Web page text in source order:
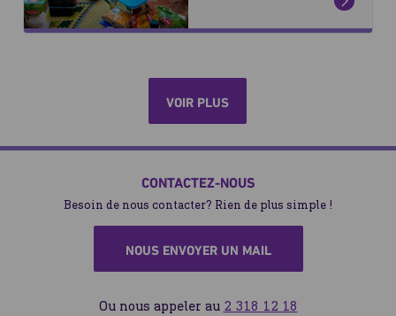
VOIR PLUS
CONTACTEZ-NOUS
Besoin de nous contacter? Rien de plus simple !
NOUS ENVOYER UN MAIL
Ou nous appeler au 2 318 12 18